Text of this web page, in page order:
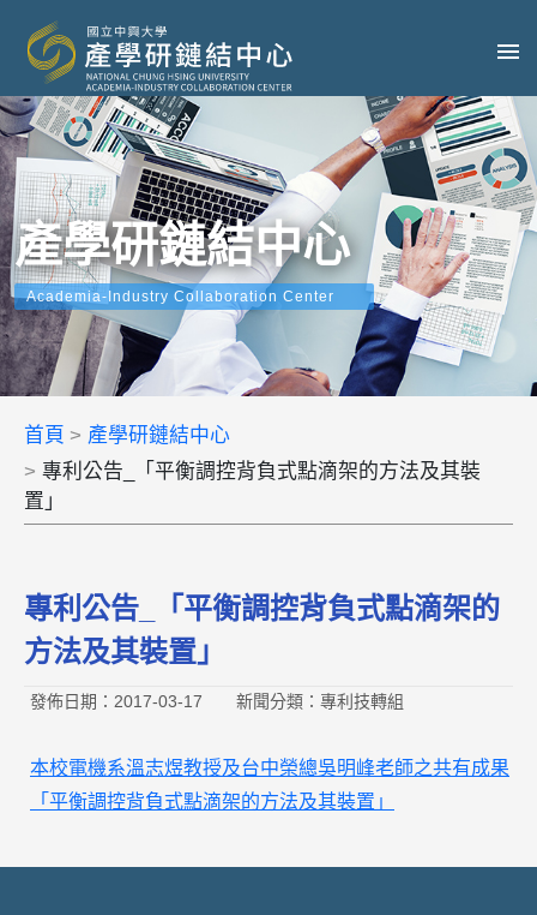
產學研鏈結中心
Academia-Industry Collaboration Center
首頁
產學研鏈結中心
專利公告_「平衡調控背負式點滴架的方法及其裝
置」
專利公告_「平衡調控背負式點滴架的
方法及其裝置」
發佈日期：2017-03-17 新聞分類：專利技轉組
本校電機系溫志煜教授及台中榮總吳明峰老師之共有成果
「平衡調控背負式點滴架的方法及其裝置」